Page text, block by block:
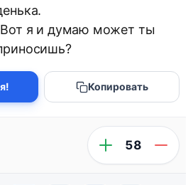
я и думаю может ты
Копировать
58